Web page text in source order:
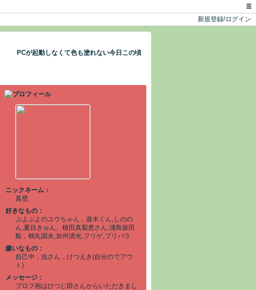
新規登録/ログイン
PCが起動しなくて色も塗れない今日この頃
ニックネーム：
真壁.
好きなもの：
ぷよぷよのユウちゃん，遊木くん,しのの
ん,夏目きゅん、植田真梨恵さん,浦島坂田
船，鶴丸国永,加州清光,フリゲ,プリパラ
嫌いなもの：
自己中，虫さん，けつえき(自分のでアウ
ト)
メッセージ：
プロフ画はひつじ田さんからいただきまし